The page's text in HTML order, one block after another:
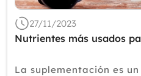
27/11/2023
Nutrientes más usados
La suplementación es